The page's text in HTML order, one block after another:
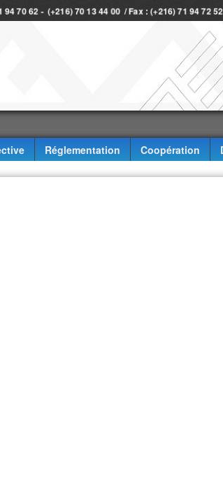
94 70 62 - (+216) 70 13 44 00 / Fax : (+216) 71 94 72
Réglementation Coopération